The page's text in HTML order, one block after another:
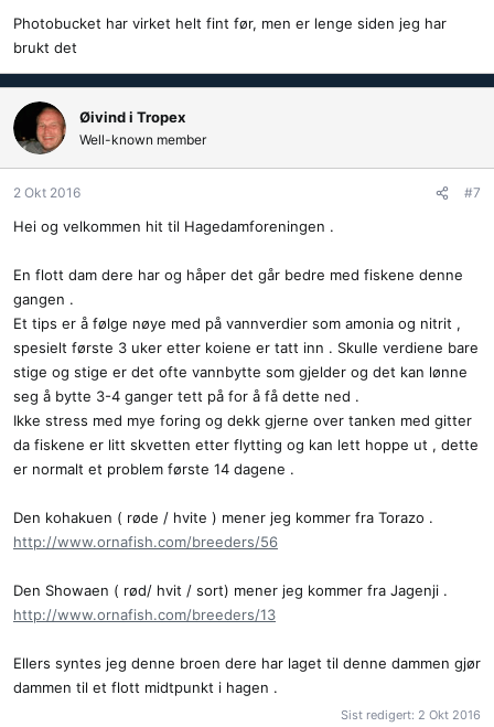
Photobucket har virket helt fint før, men er lenge siden jeg har
brukt det
Øivind i Tropex
Well-known member
2 Okt 2016 #7
Hei og velkommen hit til Hagedamforeningen .
En flott dam dere har og håper det går bedre med fiskene denne
gangen .
Et tips er å følge nøye med på vannverdier som amonia og nitrit ,
spesielt første 3 uker etter koiene er tatt inn . Skulle verdiene bare
stige og stige er det ofte vannbytte som gjelder og det kan lønne
seg å bytte 3-4 ganger tett på for å få dette ned .
Ikke stress med mye foring og dekk gjerne over tanken med gitter
da fiskene er litt skvetten etter flytting og kan lett hoppe ut , dette
er normalt et problem første 14 dagene .
Den kohakuen ( røde / hvite ) mener jeg kommer fra Torazo .
http://www.ornafish.com/breeders/56
Den Showaen ( rød/ hvit / sort) mener jeg kommer fra Jagenji .
http://www.ornafish.com/breeders/13
Ellers syntes jeg denne broen dere har laget til denne dammen gjør
dammen til et flott midtpunkt i hagen .
Sist redigert: 2 Okt 2016